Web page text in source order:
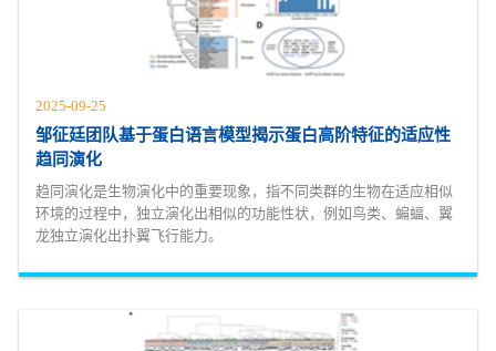
2025-09-25
邹征廷团队基于蛋白语言模型揭示蛋白高阶特征的适应性
趋同演化
趋同演化是生物演化中的重要现象，指不同类群的生物在适应相似
环境的过程中，独立演化出相似的功能性状，例如鸟类、蝙蝠、翼
龙独立演化出扑翼飞行能力。